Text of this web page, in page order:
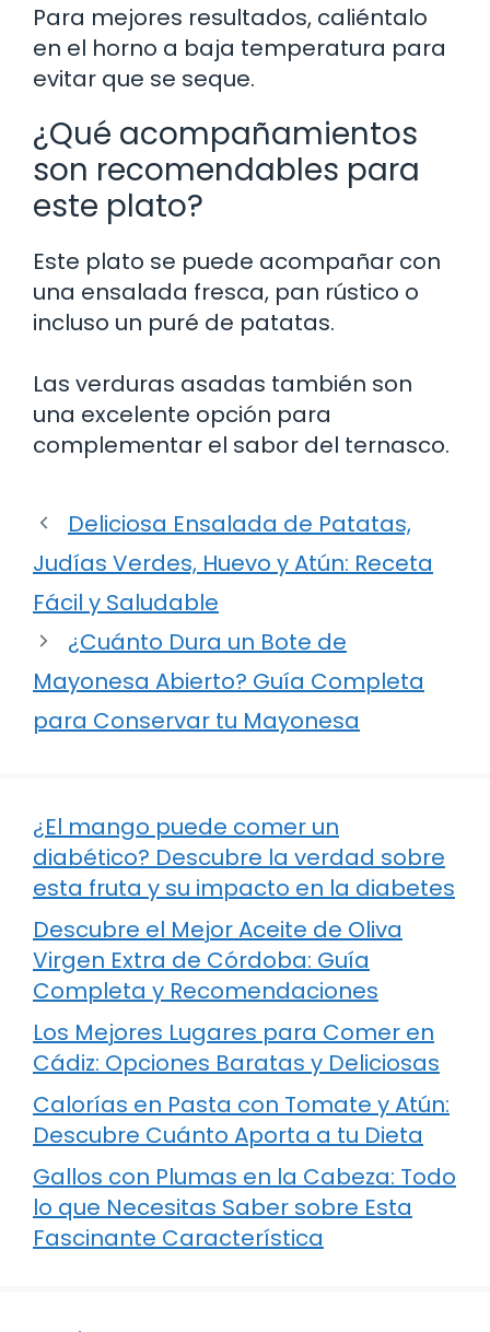
Para mejores resultados, caliéntalo
en el horno a baja temperatura para
evitar que se seque.
¿Qué acompañamientos
son recomendables para
este plato?
Este plato se puede acompañar con
una ensalada fresca, pan rústico o
incluso un puré de patatas.
Las verduras asadas también son
una excelente opción para
complementar el sabor del ternasco.
Deliciosa Ensalada de Patatas,
Judías Verdes, Huevo y Atún: Receta
Fácil y Saludable
¿Cuánto Dura un Bote de
Mayonesa Abierto? Guía Completa
para Conservar tu Mayonesa
¿El mango puede comer un
diabético? Descubre la verdad sobre
esta fruta y su impacto en la diabetes
Descubre el Mejor Aceite de Oliva
Virgen Extra de Córdoba: Guía
Completa y Recomendaciones
Los Mejores Lugares para Comer en
Cádiz: Opciones Baratas y Deliciosas
Calorías en Pasta con Tomate y Atún:
Descubre Cuánto Aporta a tu Dieta
Gallos con Plumas en la Cabeza: Todo
lo que Necesitas Saber sobre Esta
Fascinante Característica